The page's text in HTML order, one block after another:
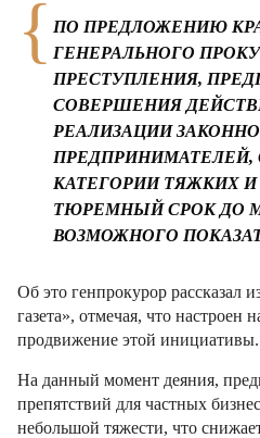
ПО ПРЕДЛОЖЕНИЮ
ГЕНЕРАЛЬНОГО
ПРЕСТУПЛЕНИЯ,
СОВЕРШЕНИЯ
РЕАЛИЗАЦИИ
ПРЕДПРИНИМАТЕЛЕЙ,
КАТЕГОРИИ ТЯЖКИХ
ТЮРЕМНЫЙ СРОК ДО
ВОЗМОЖНОГО
Об это генпрокурор рассказал
газета», отмечая, что настроен
продвижение этой инициативы.
На данный момент деяния,
препятствий для частных
небольшой тяжести, что